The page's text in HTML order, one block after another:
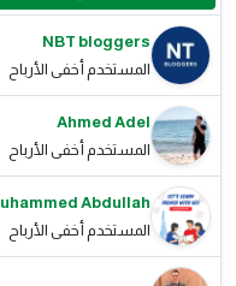
NBT bloggers
المستخدم أخفى الأرباح
Ahmed Adel
المستخدم أخفى الأرباح
Abdullah
المستخدم أخفى الأرباح